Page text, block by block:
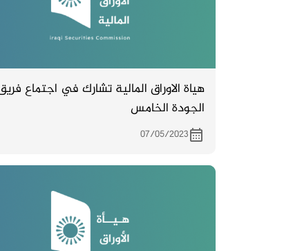
هياة الاوراق المالية تشارك في اجتماع
الجودة الخامس
07/05/2023